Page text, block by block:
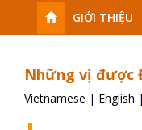
GIỚI THIỆU
Những vị được
Vietnamese | English |